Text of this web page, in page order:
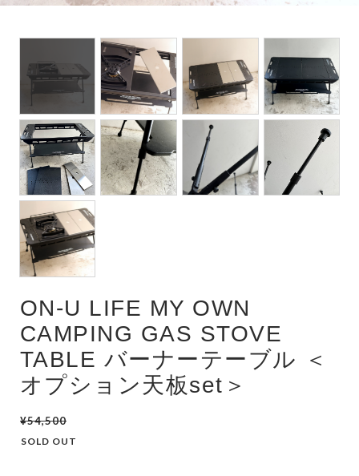
ON-U LIFE MY OWN
CAMPING GAS STOVE
TABLE バーナーテーブル ＜
オプション天板set＞
¥54,500
SOLD OUT